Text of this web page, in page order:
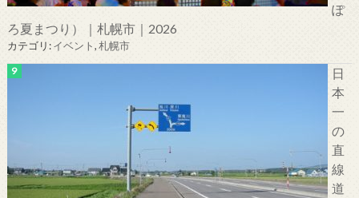
ぽ
ろ夏まつり）｜札幌市｜2026
カテゴリ:イベント,札幌市
日
本
一
の
直
線
道